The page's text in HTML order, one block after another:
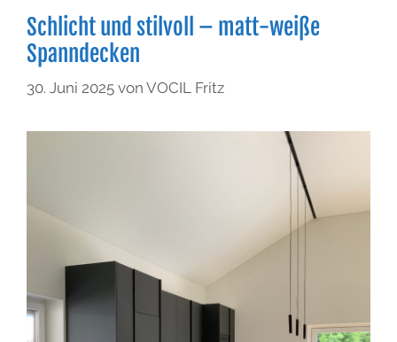
Schlicht und stilvoll – matt-weiße
Spanndecken
30. Juni 2025 von VOCIL Fritz